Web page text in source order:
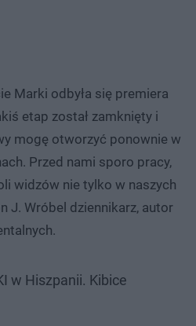
Marki odbyła się premiera
etap został zamknięty i
mogę otworzyć ponownie w
Przed nami sporo pracy,
widzów nie tylko w naszych
J. Wróbel dziennikarz, autor
w Hiszpanii. Kibice